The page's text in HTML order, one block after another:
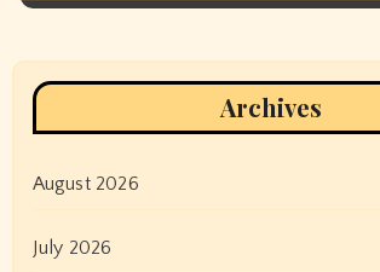
Archives
August 2026
July 2026